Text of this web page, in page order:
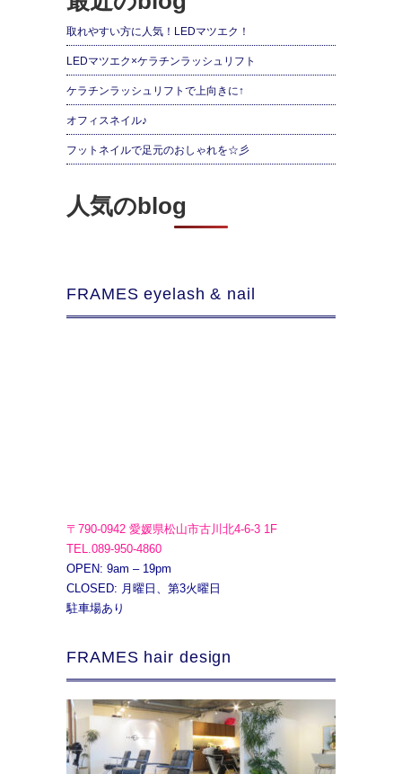
取れやすい方に人気！LEDマツエク！
LEDマツエク×ケラチンラッシュリフト
ケラチンラッシュリフトで上向きに↑
オフィスネイル♪
フットネイルで足元のおしゃれを☆彡
人気のblog
FRAMES eyelash & nail
〒790-0942 愛媛県松山市古川北4-6-3 1F
TEL.089-950-4860
OPEN: 9am – 19pm
CLOSED: 月曜日、第3火曜日
駐車場あり
FRAMES hair design